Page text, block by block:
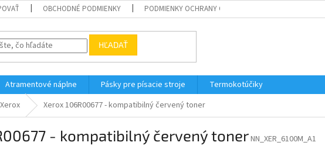
OBCHODNÉ PODMIENKY PODMIENKY OCHRANY OSOBNÝCH ÚDAJOV
HĽADAŤ
Atramentové náplne Pásky pre písacie stroje
Termokotúčiky
Xerox 106R00677 - kompatibilný červený toner
- kompatibilný červený tonerNN_XER_6100M_A1